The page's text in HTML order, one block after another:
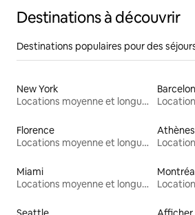
Destinations à découvrir
Destinations populaires pour des
New York
Locations moyenne et longue durée
Florence
Locations moyenne et longue durée
Athènes
Miami
Locations moyenne et longue durée